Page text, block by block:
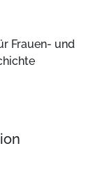
Frauen- und